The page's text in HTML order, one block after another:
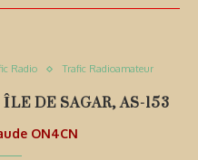
Radio Trafic Radioamateur
DE SAGAR, AS-153
ON4CN